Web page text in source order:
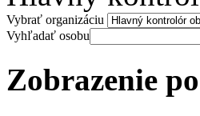
Vybrať organizáciu
Vyhľadať osobu
Zobrazenie